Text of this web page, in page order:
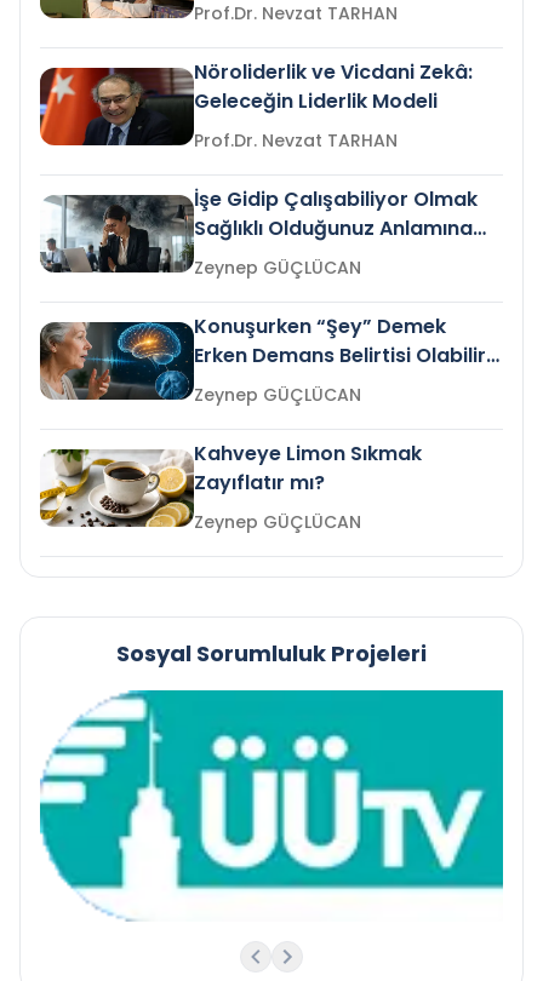
Prof.Dr. Nevzat TARHAN
Nöroliderlik ve Vicdani Zekâ:
Geleceğin Liderlik Modeli
Prof.Dr. Nevzat TARHAN
İşe Gidip Çalışabiliyor Olmak
Sağlıklı Olduğunuz Anlamına
Gelir mi?Zeynep GÜÇLÜCAN
Konuşurken “Şey” Demek
Erken Demans Belirtisi Olabilir
mi?
Zeynep GÜÇLÜCAN
Kahveye Limon Sıkmak
Zayıflatır mı?
Zeynep GÜÇLÜCAN
Sosyal Sorumluluk Projeleri